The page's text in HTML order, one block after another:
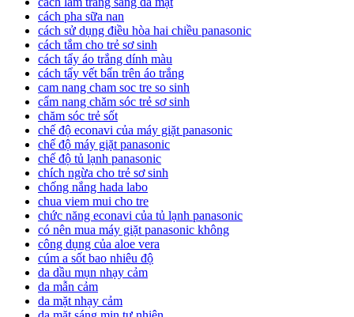
cách pha sữa nan
cách sử dụng điều hòa hai chiều panasonic
cách tắm cho trẻ sơ sinh
cách tẩy áo trắng dính màu
cách tẩy vết bẩn trên áo trắng
cam nang cham soc tre so sinh
cẩm nang chăm sóc trẻ sơ sinh
chăm sóc trẻ sốt
chế độ econavi của máy giặt panasonic
chế độ máy giặt panasonic
chế độ tủ lạnh panasonic
chích ngừa cho trẻ sơ sinh
chống nắng hada labo
chua viem mui cho tre
chức năng econavi của tủ lạnh panasonic
có nên mua máy giặt panasonic không
công dụng của aloe vera
cúm a sốt bao nhiêu độ
da dầu mụn nhạy cảm
da mẫn cảm
da mặt nhạy cảm